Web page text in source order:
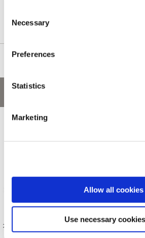
Selection
Necessary
Preferences
Statistics
Marketing
Allow all cookies
Use necessary
くるみたぴぬい バイ
オハザード レオン...
カプコン花札 角皿
バイオハザード